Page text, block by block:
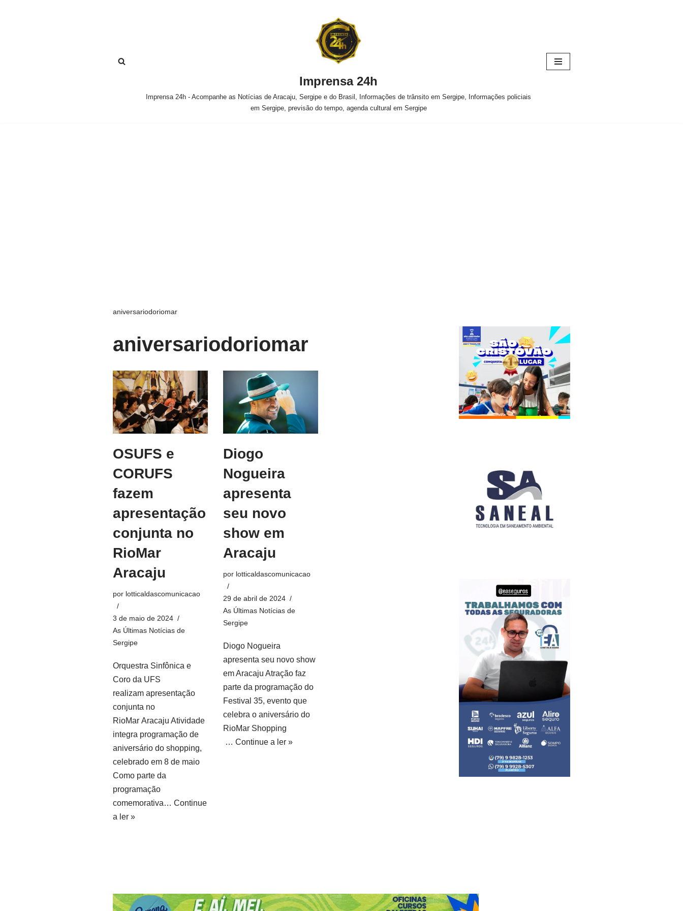
Imprensa 24h
Imprensa 24h - Acompanhe as Notícias de Aracaju, Sergipe e do Brasil, Informações de trânsito em Sergipe, Informações policiais
em Sergipe, previsão do tempo, agenda cultural em Sergipe
aniversariodoriomar
aniversariodoriomar
OSUFS e
CORUFS
fazem
apresentação
conjunta no
RioMar
Aracaju
por lotticaldascomunicacao
3 de maio de 2024
As Últimas Notícias de
Sergipe
Orquestra Sinfônica e
Coro da UFS
realizam apresentação
conjunta no
RioMar Aracaju Atividade
integra programação de
aniversário do shopping,
celebrado em 8 de maio
Como parte da
programação
comemorativa… Continue
a ler »
Diogo
Nogueira
apresenta
seu novo
show em
Aracaju
por lotticaldascomunicacao
29 de abril de 2024
As Últimas Notícias de
Sergipe
Diogo Nogueira
apresenta seu novo show
em Aracaju Atração faz
parte da programação do
Festival 35, evento que
celebra o aniversário do
RioMar Shopping
… Continue a ler »